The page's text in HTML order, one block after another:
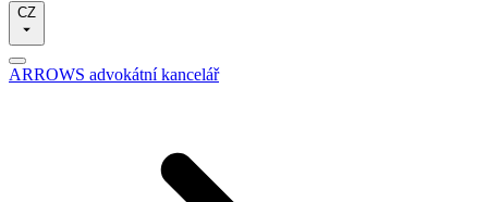
CZ
ARROWS advokátní kancelář